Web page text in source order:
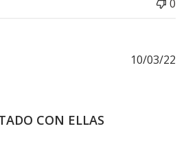
0
CON ELLAS
10/03/22